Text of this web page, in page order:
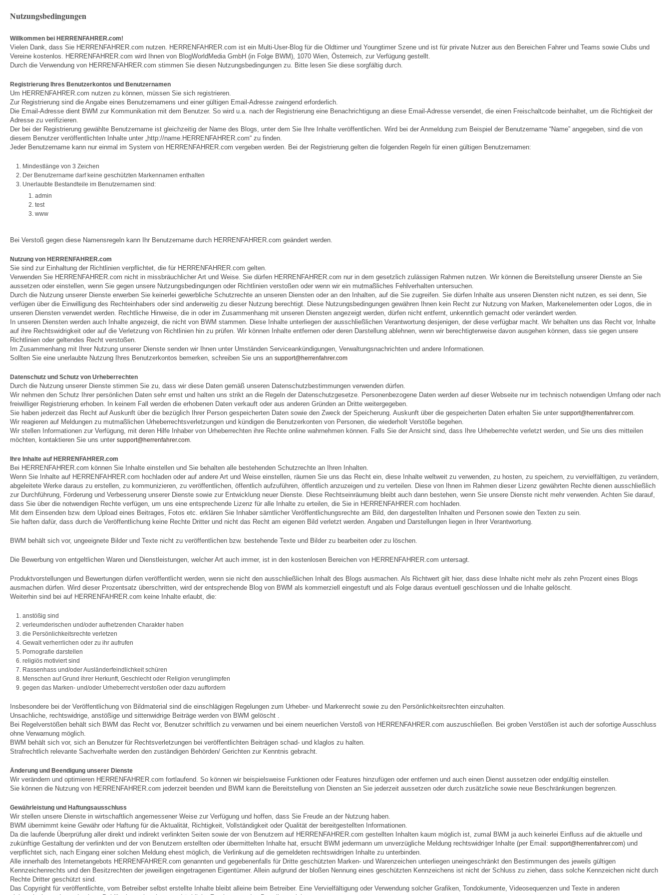
Nutzungsbedingungen
Willkommen bei HERRENFAHRER.com!
Vielen Dank, dass Sie HERRENFAHRER.com nutzen. HERRENFAHRER.com ist ein Multi-User-Blog für die Oldtimer und Youngtimer Szene und ist für private Nutzer aus den Bereichen Fahrer und Teams sowie Clubs und
Vereine kostenlos. HERRENFAHRER.com wird Ihnen von BlogWorldMedia GmbH (in Folge BWM), 1070 Wien, Österreich, zur Verfügung gestellt.
Durch die Verwendung von HERRENFAHRER.com stimmen Sie diesen Nutzungsbedingungen zu. Bitte lesen Sie diese sorgfältig durch.
Registrierung Ihres Benutzerkontos und Benutzernamen
Um HERRENFAHRER.com nutzen zu können, müssen Sie sich registrieren.
Zur Registrierung sind die Angabe eines Benutzernamens und einer gültigen Email-Adresse zwingend erforderlich.
Die Email-Adresse dient BWM zur Kommunikation mit dem Benutzer. So wird u.a. nach der Registrierung eine Benachrichtigung an diese Email-Adresse versendet, die einen Freischaltcode beinhaltet, um die Richtigkeit der
Adresse zu verifizieren.
Der bei der Registrierung gewählte Benutzername ist gleichzeitig der Name des Blogs, unter dem Sie Ihre Inhalte veröffentlichen. Wird bei der Anmeldung zum Beispiel der Benutzername “Name” angegeben, sind die von
diesem Benutzer veröffentlichten Inhalte unter „http://name.HERRENFAHRER.com“ zu finden.
Jeder Benutzername kann nur einmal im System von HERRENFAHRER.com vergeben werden. Bei der Registrierung gelten die folgenden Regeln für einen gültigen Benutzernamen:
Mindestlänge von 3 Zeichen
Der Benutzername darf keine geschützten Markennamen enthalten
Unerlaubte Bestandteile im Benutzernamen sind:
admin
test
www
Bei Verstoß gegen diese Namensregeln kann Ihr Benutzername durch HERRENFAHRER.com geändert werden.
Nutzung von HERRENFAHRER.com
Sie sind zur Einhaltung der Richtlinien verpflichtet, die für HERRENFAHRER.com gelten.
Verwenden Sie HERRENFAHRER.com nicht in missbräuchlicher Art und Weise. Sie dürfen HERRENFAHRER.com nur in dem gesetzlich zulässigen Rahmen nutzen. Wir können die Bereitstellung unserer Dienste an Sie
aussetzen oder einstellen, wenn Sie gegen unsere Nutzungsbedingungen oder Richtlinien verstoßen oder wenn wir ein mutmaßliches Fehlverhalten untersuchen.
Durch die Nutzung unserer Dienste erwerben Sie keinerlei gewerbliche Schutzrechte an unseren Diensten oder an den Inhalten, auf die Sie zugreifen. Sie dürfen Inhalte aus unseren Diensten nicht nutzen, es sei denn, Sie
verfügen über die Einwilligung des Rechteinhabers oder sind anderweitig zu dieser Nutzung berechtigt. Diese Nutzungsbedingungen gewähren Ihnen kein Recht zur Nutzung von Marken, Markenelementen oder Logos, die in
unseren Diensten verwendet werden. Rechtliche Hinweise, die in oder im Zusammenhang mit unseren Diensten angezeigt werden, dürfen nicht entfernt, unkenntlich gemacht oder verändert werden.
In unseren Diensten werden auch Inhalte angezeigt, die nicht von BWM stammen. Diese Inhalte unterliegen der ausschließlichen Verantwortung desjenigen, der diese verfügbar macht. Wir behalten uns das Recht vor, Inhalte
auf ihre Rechtswidrigkeit oder auf die Verletzung von Richtlinien hin zu prüfen. Wir können Inhalte entfernen oder deren Darstellung ablehnen, wenn wir berechtigterweise davon ausgehen können, dass sie gegen unsere
Richtlinien oder geltendes Recht verstoßen.
Im Zusammenhang mit Ihrer Nutzung unserer Dienste senden wir Ihnen unter Umständen Serviceankündigungen, Verwaltungsnachrichten und andere Informationen.
Sollten Sie eine unerlaubte Nutzung Ihres Benutzerkontos bemerken, schreiben Sie uns an support@herrenfahrer.com
Datenschutz und Schutz von Urheberrechten
Durch die Nutzung unserer Dienste stimmen Sie zu, dass wir diese Daten gemäß unseren Datenschutzbestimmungen verwenden dürfen.
Wir nehmen den Schutz Ihrer persönlichen Daten sehr ernst und halten uns strikt an die Regeln der Datenschutzgesetze. Personenbezogene Daten werden auf dieser Webseite nur im technisch notwendigen Umfang oder nach
freiwilliger Registrierung erhoben. In keinem Fall werden die erhobenen Daten verkauft oder aus anderen Gründen an Dritte weitergegeben.
Sie haben jederzeit das Recht auf Auskunft über die bezüglich Ihrer Person gespeicherten Daten sowie den Zweck der Speicherung. Auskunft über die gespeicherten Daten erhalten Sie unter support@herrenfahrer.com.
Wir reagieren auf Meldungen zu mutmaßlichen Urheberrechtsverletzungen und kündigen die Benutzerkonten von Personen, die wiederholt Verstöße begehen.
Wir stellen Informationen zur Verfügung, mit deren Hilfe Inhaber von Urheberrechten ihre Rechte online wahrnehmen können. Falls Sie der Ansicht sind, dass Ihre Urheberrechte verletzt werden, und Sie uns dies mitteilen
möchten, kontaktieren Sie uns unter support@herrenfahrer.com.
Ihre Inhalte auf HERRENFAHRER.com
Bei HERRENFAHRER.com können Sie Inhalte einstellen und Sie behalten alle bestehenden Schutzrechte an Ihren Inhalten.
Wenn Sie Inhalte auf HERRENFAHRER.com hochladen oder auf andere Art und Weise einstellen, räumen Sie uns das Recht ein, diese Inhalte weltweit zu verwenden, zu hosten, zu speichern, zu vervielfältigen, zu verändern,
abgeleitete Werke daraus zu erstellen, zu kommunizieren, zu veröffentlichen, öffentlich aufzuführen, öffentlich anzuzeigen und zu verteilen. Diese von Ihnen im Rahmen dieser Lizenz gewährten Rechte dienen ausschließlich
zur Durchführung, Förderung und Verbesserung unserer Dienste sowie zur Entwicklung neuer Dienste. Diese Rechtseinräumung bleibt auch dann bestehen, wenn Sie unsere Dienste nicht mehr verwenden. Achten Sie darauf,
dass Sie über die notwendigen Rechte verfügen, um uns eine entsprechende Lizenz für alle Inhalte zu erteilen, die Sie in HERRENFAHRER.com hochladen.
Mit dem Einsenden bzw. dem Upload eines Beitrages, Fotos etc. erklären Sie Inhaber sämtlicher Veröffentlichungsrechte am Bild, den dargestellten Inhalten und Personen sowie den Texten zu sein.
Sie haften dafür, dass durch die Veröffentlichung keine Rechte Dritter und nicht das Recht am eigenen Bild verletzt werden. Angaben und Darstellungen liegen in Ihrer Verantwortung.
BWM behält sich vor, ungeeignete Bilder und Texte nicht zu veröffentlichen bzw. bestehende Texte und Bilder zu bearbeiten oder zu löschen.
Die Bewerbung von entgeltlichen Waren und Dienstleistungen, welcher Art auch immer, ist in den kostenlosen Bereichen von HERRENFAHRER.com untersagt.
Produktvorstellungen und Bewertungen dürfen veröffentlicht werden, wenn sie nicht den ausschließlichen Inhalt des Blogs ausmachen. Als Richtwert gilt hier, dass diese Inhalte nicht mehr als zehn Prozent eines Blogs
ausmachen dürfen. Wird dieser Prozentsatz überschritten, wird der entsprechende Blog von BWM als kommerziell eingestuft und als Folge daraus eventuell geschlossen und die Inhalte gelöscht.
Weiterhin sind bei auf HERRENFAHRER.com keine Inhalte erlaubt, die:
anstößig sind
verleumderischen und/oder aufhetzenden Charakter haben
die Persönlichkeitsrechte verletzen
Gewalt verherrlichen oder zu ihr aufrufen
Pornografie darstellen
religiös motiviert sind
Rassenhass und/oder Ausländerfeindlichkeit schüren
Menschen auf Grund ihrer Herkunft, Geschlecht oder Religion verunglimpfen
gegen das Marken- und/oder Urheberrecht verstoßen oder dazu auffordern
Insbesondere bei der Veröffentlichung von Bildmaterial sind die einschlägigen Regelungen zum Urheber- und Markenrecht sowie zu den Persönlichkeitsrechten einzuhalten.
Unsachliche, rechtswidrige, anstößige und sittenwidrige Beiträge werden von BWM gelöscht .
Bei Regelverstößen behält sich BWM das Recht vor, Benutzer schriftlich zu verwarnen und bei einem neuerlichen Verstoß von HERRENFAHRER.com auszuschließen. Bei groben Verstößen ist auch der sofortige Ausschluss
ohne Verwarnung möglich.
BWM behält sich vor, sich an Benutzer für Rechtsverletzungen bei veröffentlichten Beiträgen schad- und klaglos zu halten.
Strafrechtlich relevante Sachverhalte werden den zuständigen Behörden/ Gerichten zur Kenntnis gebracht.
Änderung und Beendigung unserer Dienste
Wir verändern und optimieren HERRENFAHRER.com fortlaufend. So können wir beispielsweise Funktionen oder Features hinzufügen oder entfernen und auch einen Dienst aussetzen oder endgültig einstellen.
Sie können die Nutzung von HERRENFAHRER.com jederzeit beenden und BWM kann die Bereitstellung von Diensten an Sie jederzeit aussetzen oder durch zusätzliche sowie neue Beschränkungen begrenzen.
Gewährleistung und Haftungsausschluss
Wir stellen unsere Dienste in wirtschaftlich angemessener Weise zur Verfügung und hoffen, dass Sie Freude an der Nutzung haben.
BWM übernimmt keine Gewähr oder Haftung für die Aktualität, Richtigkeit, Vollständigkeit oder Qualität der bereitgestellten Informationen.
Da die laufende Überprüfung aller direkt und indirekt verlinkten Seiten sowie der von Benutzern auf HERRENFAHRER.com gestellten Inhalten kaum möglich ist, zumal BWM ja auch keinerlei Einfluss auf die aktuelle und
zukünftige Gestaltung der verlinkten und der von Benutzern erstellten oder übermittelten Inhalte hat, ersucht BWM jedermann um unverzügliche Meldung rechtswidriger Inhalte (per Email: support@herrenfahrer.com) und
verpflichtet sich, nach Eingang einer solchen Meldung ehest möglich, die Verlinkung auf die gemeldeten rechtswidrigen Inhalte zu unterbinden.
Alle innerhalb des Internetangebots HERRENFAHRER.com genannten und gegebenenfalls für Dritte geschützten Marken- und Warenzeichen unterliegen uneingeschränkt den Bestimmungen des jeweils gültigen
Kennzeichenrechts und den Besitzrechten der jeweiligen eingetragenen Eigentümer. Allein aufgrund der bloßen Nennung eines geschützten Kennzeichens ist nicht der Schluss zu ziehen, dass solche Kennzeichen nicht durch
Rechte Dritter geschützt sind.
Das Copyright für veröffentlichte, vom Betreiber selbst erstellte Inhalte bleibt alleine beim Betreiber. Eine Vervielfältigung oder Verwendung solcher Grafiken, Tondokumente, Videosequenzen und Texte in anderen